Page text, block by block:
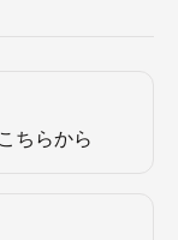
ちらから